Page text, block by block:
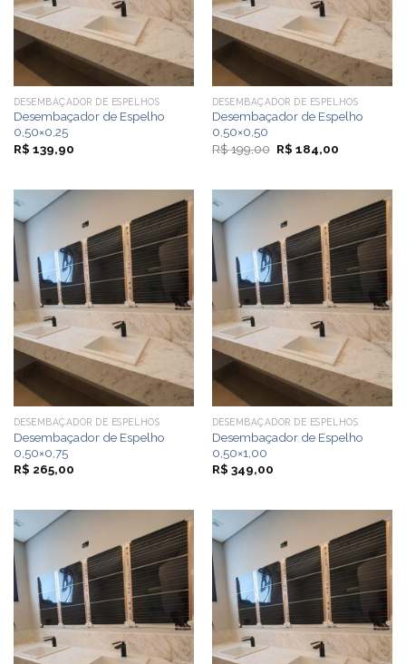
DESEMBAÇADOR DE ESPELHOS
Desembaçador de Espelho
0,50×0,25
R$ 139,90
DESEMBAÇADOR DE ESPELHOS
Desembaçador de Espelho
0,50×0,50
R$199,00 O
preço
R$ 184,00O
R$ 184,00.
DESEMBAÇADOR DE ESPELHOS
Desembaçador de Espelho
0,50×0,75
R$ 265,00
DESEMBAÇADOR DE ESPELHOS
Desembaçador de Espelho
0,50×1,00
R$ 349,00